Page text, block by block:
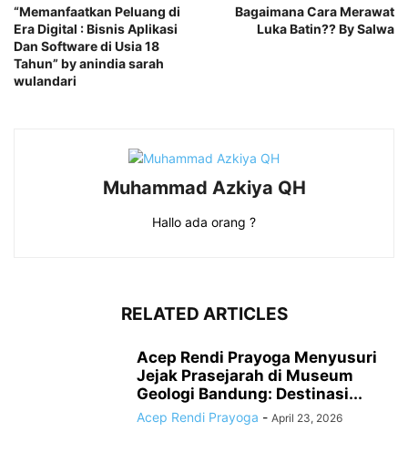
“Memanfaatkan Peluang di
Era Digital : Bisnis Aplikasi
Dan Software di Usia 18
Tahun” by anindia sarah
wulandari
Bagaimana Cara Merawat
Luka Batin?? By Salwa
Muhammad Azkiya QH
Hallo ada orang ?
RELATED ARTICLES
Acep Rendi Prayoga Menyusuri
Jejak Prasejarah di Museum
Geologi Bandung: Destinasi...
Acep Rendi Prayoga - April 23, 2026